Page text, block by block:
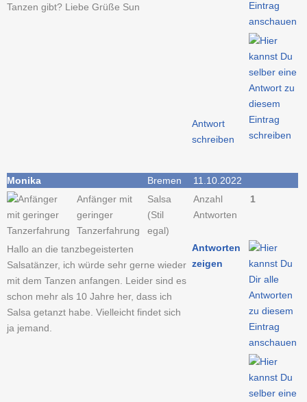
Tanzen gibt? Liebe Grüße Sun
Antwort
schreiben
Monika Bremen
11.10.2022
Anfänger mit
geringer
Tanzerfahrung
Salsa
(Stil
egal)
Anzahl
Antworten
1
Hallo an die tanzbegeisterten
Salsatänzer, ich würde sehr gerne wieder
mit dem Tanzen anfangen. Leider sind es
schon mehr als 10 Jahre her, dass ich
Salsa getanzt habe. Vielleicht findet sich
ja jemand.
Antworten
zeigen